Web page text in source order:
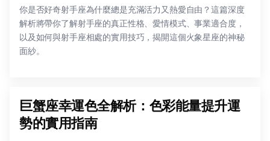
你是否好奇射手座為什麼總是充滿活力又熱愛自由？這篇深度
解析將帶你了解射手座的真正性格、愛情模式、事業適合度，
以及如何與射手座相處的實用技巧，揭開這個火象星座的神秘
面紗。
巨蟹座幸運色全解析：色彩能量提升運
勢的實用指南